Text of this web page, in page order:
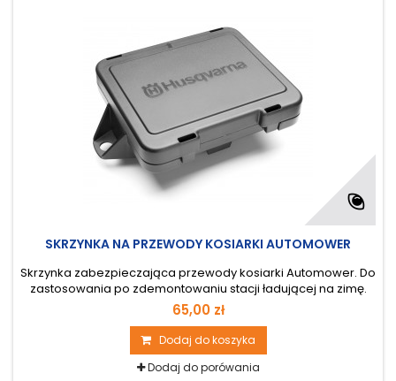
SKRZYNKA NA PRZEWODY KOSIARKI AUTOMOWER
Skrzynka zabezpieczająca przewody kosiarki Automower. Do
zastosowania po zdemontowaniu stacji ładującej na zimę.
65,00 zł
Dodaj do koszyka
Dodaj do porówania